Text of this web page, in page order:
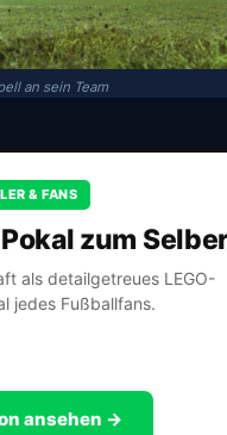
an sein Team
& FANS
zum
als detailgetreues LEGO-
jedes Fußballfans.
ansehen →